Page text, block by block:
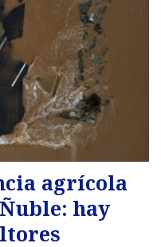
agrícola
hay